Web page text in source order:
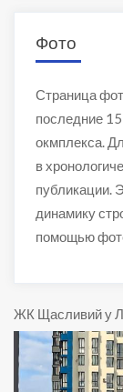
Фото
Страница
последние
окмплекса.
в
публикации.
динамику
помощью
ЖК Щасливий у